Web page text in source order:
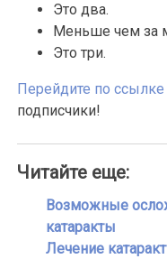
Это два.
Меньше чем за
Это три.
Перейдите по ссылке
подписчики!
Читайте еще:
Возможные
катаракты
Лечение